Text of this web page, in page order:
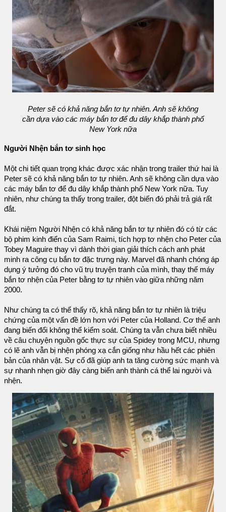
Peter sẽ có khả năng bắn tơ tự nhiên. Anh sẽ không
cần dựa vào các máy bắn tơ để đu dây khắp thành phố
New York nữa
Người Nhện bắn tơ sinh học
Một chi tiết quan trọng khác được xác nhận trong trailer thứ hai là
Peter sẽ có khả năng bắn tơ tự nhiên. Anh sẽ không cần dựa vào
các máy bắn tơ để đu dây khắp thành phố New York nữa. Tuy
nhiên, như chúng ta thấy trong trailer, đột biến đó phải trả giá rất
đắt.
Khái niệm Người Nhện có khả năng bắn tơ tự nhiên đó có từ các
bộ phim kinh điển của Sam Raimi, tích hợp tơ nhện cho Peter của
Tobey Maguire thay vì dành thời gian giải thích cách anh phát
minh ra công cụ bắn tơ đặc trưng này. Marvel đã nhanh chóng áp
dụng ý tưởng đó cho vũ trụ truyện tranh của mình, thay thế máy
bắn tơ nhện của Peter bằng tơ tự nhiên vào giữa những năm
2000.
Như chúng ta có thể thấy rõ, khả năng bắn tơ tự nhiên là triệu
chứng của một vấn đề lớn hơn với Peter của Holland. Cơ thể anh
đang biến đổi không thể kiểm soát. Chúng ta vẫn chưa biết nhiều
về câu chuyện nguồn gốc thực sự của Spidey trong MCU, nhưng
có lẽ anh vẫn bị nhện phóng xạ cắn giống như hầu hết các phiên
bản của nhân vật. Sự cố đã giúp anh ta tăng cường sức mạnh và
sự nhanh nhẹn giờ đây càng biến anh thành cá thể lai người và
nhện.